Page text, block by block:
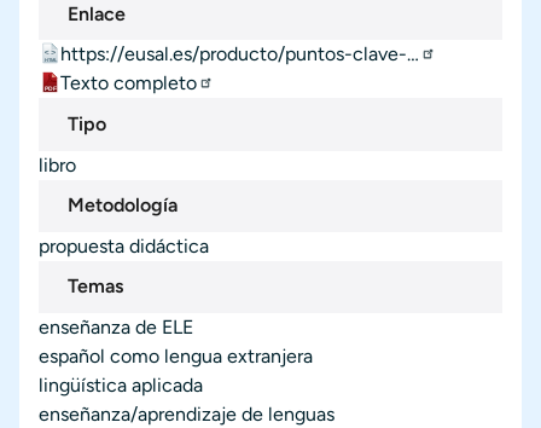
Enlace
https://eusal.es/producto/puntos-clave-…
Texto completo
Tipo
libro
Metodología
propuesta didáctica
Temas
enseñanza de ELE
español como lengua extranjera
lingüística aplicada
enseñanza/aprendizaje de lenguas